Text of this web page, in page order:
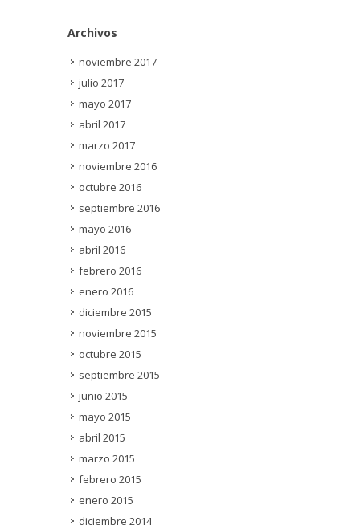
Archivos
noviembre 2017
julio 2017
mayo 2017
abril 2017
marzo 2017
noviembre 2016
octubre 2016
septiembre 2016
mayo 2016
abril 2016
febrero 2016
enero 2016
diciembre 2015
noviembre 2015
octubre 2015
septiembre 2015
junio 2015
mayo 2015
abril 2015
marzo 2015
febrero 2015
enero 2015
diciembre 2014